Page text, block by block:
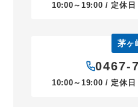
10:00～19:00 / 定休日
茅ヶ
0467-
10:00～19:00 / 定休日